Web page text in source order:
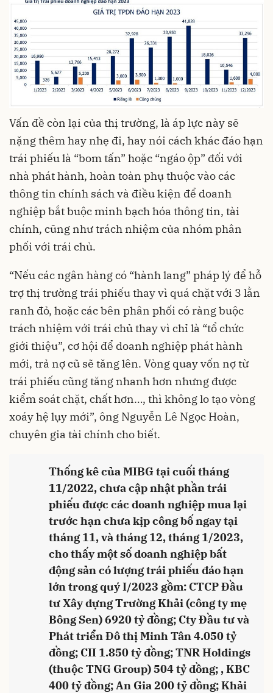
Vấn đề còn lại của thị trường, là áp lực này sẽ
nặng thêm hay nhẹ đi, hay nói cách khác đáo hạn
trái phiếu là “bom tấn” hoặc “ngáo ộp” đối với
nhà phát hành, hoàn toàn phụ thuộc vào các
thông tin chính sách và điều kiện để doanh
nghiệp bắt buộc minh bạch hóa thông tin, tài
chính, cũng như trách nhiệm của nhóm phân
phối với trái chủ.
“Nếu các ngân hàng có “hành lang” pháp lý để hỗ
trợ thị trường trái phiếu thay vì quá chặt với 3 lằn
ranh đỏ, hoặc các bên phân phối có ràng buộc
trách nhiệm với trái chủ thay vì chỉ là “tổ chức
giới thiệu”, cơ hội để doanh nghiệp phát hành
mới, trả nợ cũ sẽ tăng lên. Vòng quay vốn nợ từ
trái phiếu cũng tăng nhanh hơn nhưng được
kiểm soát chặt, chất hơn…, thì không lo tạo vòng
xoáy hệ lụy mới”, ông Nguyễn Lê Ngọc Hoàn,
chuyên gia tài chính cho biết.
Thống kê của MIBG tại cuối tháng
11/2022, chưa cập nhật phần trái
phiếu được các doanh nghiệp mua lại
trước hạn chưa kịp công bố ngay tại
tháng 11, và tháng 12, tháng 1/2023,
cho thấy một số doanh nghiệp bất
động sản có lượng trái phiếu đáo hạn
lớn trong quý I/2023 gồm: CTCP Đầu
tư Xây dựng Trường Khải (công ty mẹ
Bông Sen) 6920 tỷ đồng; Cty Đầu tư và
Phát triển Đô thị Minh Tân 4.050 tỷ
đồng; CII 1.850 tỷ đồng; TNR Holdings
(thuộc TNG Group) 504 tỷ đồng; , KBC
400 tỷ đồng; An Gia 200 tỷ đồng; Khải